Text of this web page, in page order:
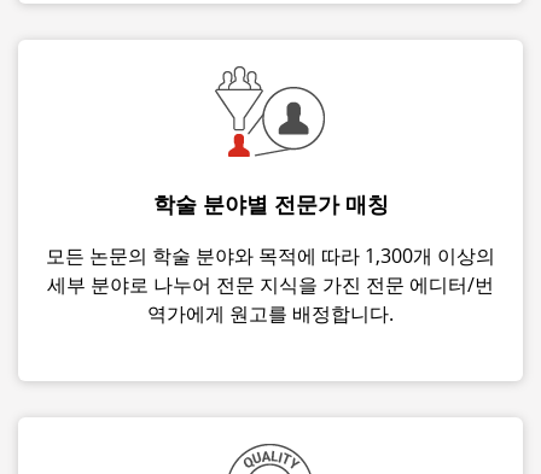
학술 분야별 전문가 매칭
모든 논문의 학술 분야와 목적에 따라 1,300개 이상의
세부 분야로 나누어 전문 지식을 가진 전문 에디터/번
역가에게 원고를 배정합니다.